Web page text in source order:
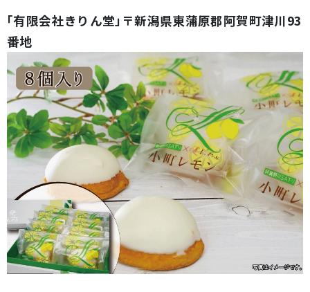
「有限会社きりん堂」〒新潟県東蒲原郡阿賀町津川93
番地